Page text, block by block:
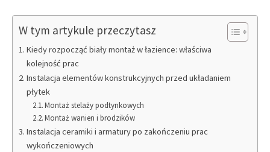
W tym artykule przeczytasz
Kiedy rozpocząć biały montaż w łazience: właściwa
kolejność prac
Instalacja elementów konstrukcyjnych przed układaniem
płytek
Montaż stelaży podtynkowych
Montaż wanien i brodzików
Instalacja ceramiki i armatury po zakończeniu prac
wykończeniowych